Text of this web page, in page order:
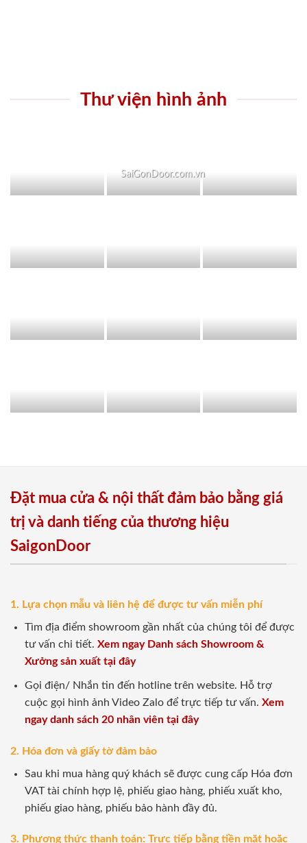
Thư viện hình ảnh
SaiGonDoor.com.vn
Đặt mua cửa & nội thất đảm bảo bằng giá
trị và danh tiếng của thương hiệu
SaigonDoor
1. Lựa chọn mẫu và liên hệ để được tư vấn miễn phí
Tìm địa điểm showroom gần nhất của chúng tôi để được
tư vấn chi tiết. Xem ngay Danh sách Showroom &
Xưởng sản xuất tại đây
Gọi điện/ Nhắn tin đến hotline trên website. Hỗ trợ
cuộc gọi hình ảnh Video Zalo để trực tiếp tư vấn. Xem
ngay danh sách 20 nhân viên tại đây
2. Hóa đơn và giấy tờ đảm bảo
Sau khi mua hàng quý khách sẽ được cung cấp Hóa đơn
VAT tài chính hợp lệ, phiếu giao hàng, phiếu xuất kho,
phiếu giao hàng, phiếu bảo hành đầy đủ.
3. Phương thức thanh toán: Trực tiếp bằng tiền mặt hoặc